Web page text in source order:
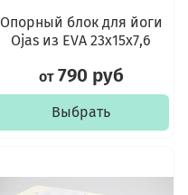
Опорный блок для йоги
Ojas из EVA 23х15х7,6
от 790 руб
Выбрать